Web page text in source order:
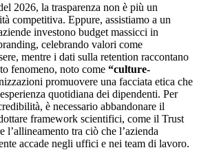
2026, la trasparenza non è più un
competitiva. Eppure, assistiamo a un
investono budget massicci in
celebrando valori come
mentre i dati sulla retention raccontano
fenomeno, noto come “culture-
promuovere una facciata etica che
quotidiana dei dipendenti. Per
è necessario abbandonare il
framework scientifici, come il Trust
l’allineamento tra ciò che l’azienda
accade negli uffici e nei team di lavoro.